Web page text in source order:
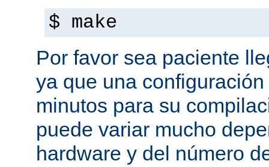
$ make
Por favor sea paciente
ya que una
minutos para su
puede variar mucho
hardware y del número